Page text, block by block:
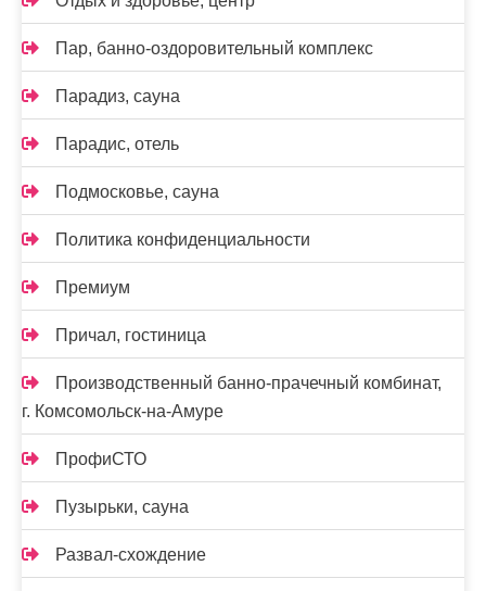
Пар, банно-оздоровительный комплекс
Парадиз, сауна
Парадис, отель
Подмосковье, сауна
Политика конфиденциальности
Премиум
Причал, гостиница
Производственный банно-прачечный комбинат,
г. Комсомольск-на-Амуре
ПрофиСТО
Пузырьки, сауна
Развал-схождение